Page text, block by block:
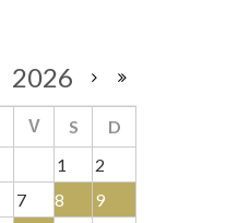
2026
V S
D
1
2
7 8
9